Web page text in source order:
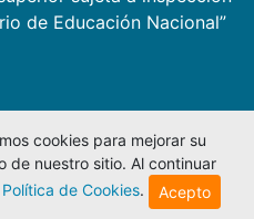
de Educación Nacional”
cookies para mejorar su
de nuestro sitio. Al continuar
Política de Cookies. Acepto